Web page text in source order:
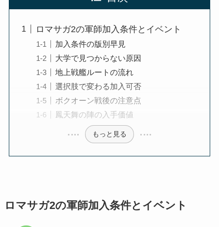
ロマサガ2の軍師加入条件とイベント
加入条件の版別早見
大学で見つからない原因
地上戦艦ルートの流れ
選択肢で変わる加入可否
ボクオーン戦後の注意点
鳳天舞の陣の入手価値
もっと見る
ロマサガ2の軍師加入条件とイベント